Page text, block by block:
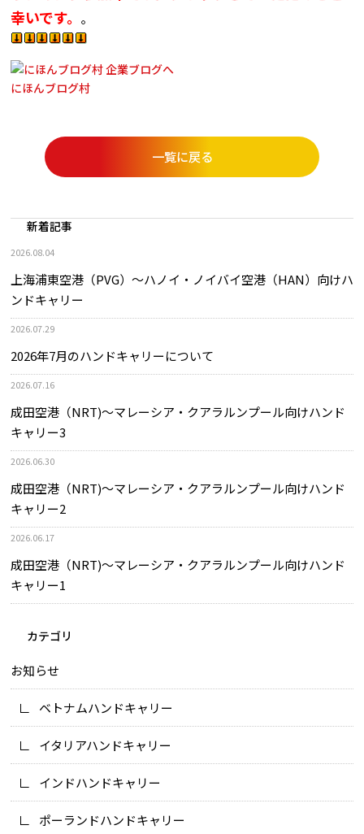
幸いです。 。
にほんブログ村
一覧に戻る
新着記事
2026.08.04
上海浦東空港（PVG）～ハノイ・ノイバイ空港（HAN）向けハ
ンドキャリー
2026.07.29
2026年7月のハンドキャリーについて
2026.07.16
成田空港（NRT)～マレーシア・クアラルンプール向けハンド
キャリー3
2026.06.30
成田空港（NRT)～マレーシア・クアラルンプール向けハンド
キャリー2
2026.06.17
成田空港（NRT)～マレーシア・クアラルンプール向けハンド
キャリー1
カテゴリ
お知らせ
ベトナムハンドキャリー
イタリアハンドキャリー
インドハンドキャリー
ポーランドハンドキャリー